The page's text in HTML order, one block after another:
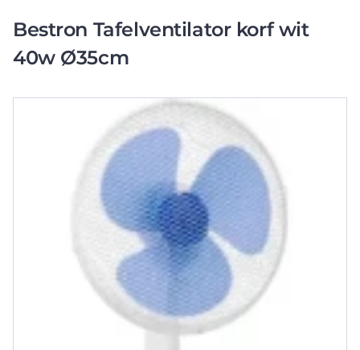
Bestron Tafelventilator korf wit
40w Ø35cm